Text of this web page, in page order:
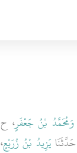
وَمُحَمَّدُ بْنُ جَعْفَرٍ، ح
حَدَّثَنَا يَزِيدُ بْنُ زُرَيْعٍ،